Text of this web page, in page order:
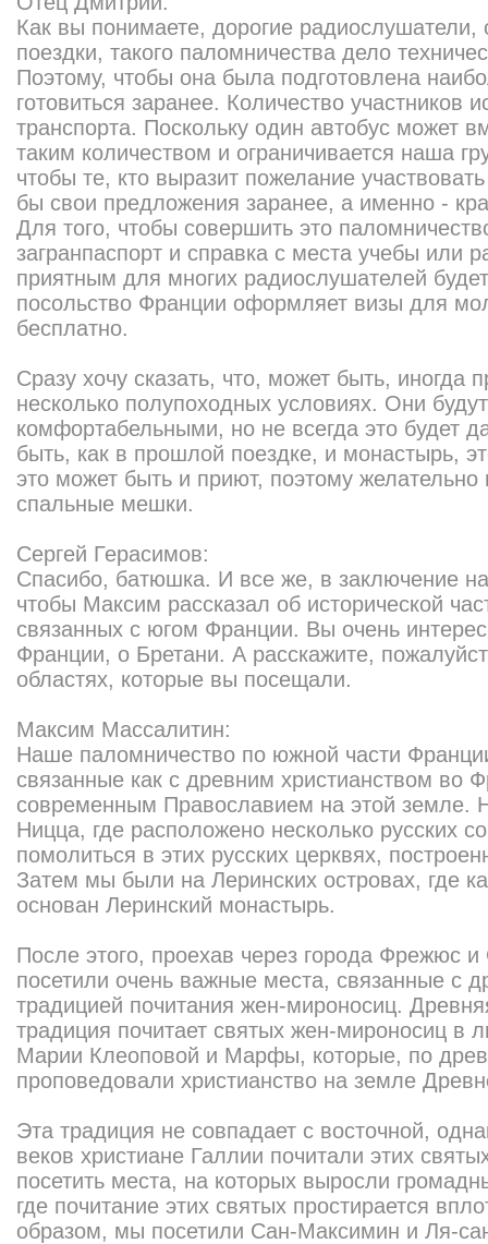
Как вы понимаете, дорогие радиослушатели,
поездки, такого паломничества дело
Поэтому, чтобы она была подготовлена
готовиться заранее. Количество участников
транспорта. Поскольку один автобус может
таким количеством и ограничивается наша
чтобы те, кто выразит пожелание
бы свои предложения заранее, а именно -
Для того, чтобы совершить это
загранпаспорт и справка с места учебы или
приятным для многих радиослушателей
посольство Франции оформляет визы для
бесплатно.
Сразу хочу сказать, что, может быть, иногда
несколько полупоходных условиях. Они
комфортабельными, но не всегда это будет
быть, как в прошлой поездке, и монастырь,
это может быть и приют, поэтому желательно
спальные мешки.
Сергей Герасимов:
Спасибо, батюшка. И все же, в заключение
чтобы Максим рассказал об исторической
связанных с югом Франции. Вы очень
Франции, о Бретани. А расскажите,
областях, которые вы посещали.
Максим Массалитин:
Наше паломничество по южной части
связанные как с древним христианством во
современным Православием на этой земле.
Ницца, где расположено несколько русских
помолиться в этих русских церквях,
Затем мы были на Леринских островах, где
основан Леринский монастырь.
После этого, проехав через города Фрежюс
посетили очень важные места, связанные с
традицией почитания жен-мироносиц.
традиция почитает святых жен-мироносиц в
Марии Клеоповой и Марфы, которые, по
проповедовали христианство на земле
Эта традиция не совпадает с восточной,
веков христиане Галлии почитали этих
посетить места, на которых выросли
где почитание этих святых простирается
образом, мы посетили Сан-Максимин и Ля-